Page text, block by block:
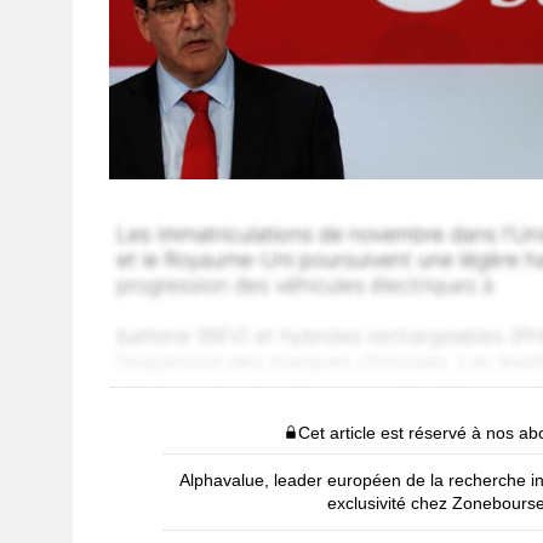
Cet article est réservé à nos
Alphavalue, leader européen de la recherche
exclusivité chez